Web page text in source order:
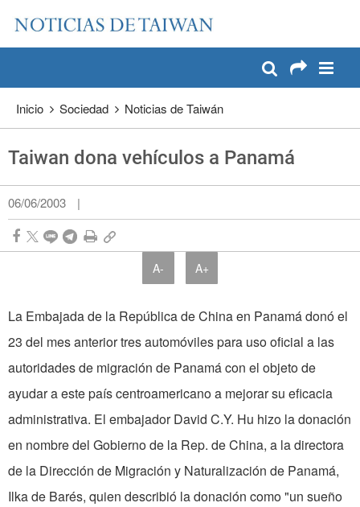
Pase a contenido principal
Inicio Sociedad Noticias de Taiwán
Taiwan dona vehículos a Panamá
06/06/2003 |
A- A+
La Embajada de la República de China en Panamá donó el
23 del mes anterior tres automóviles para uso oficial a las
autoridades de migración de Panamá con el objeto de
ayudar a este país centroamericano a mejorar su eficacia
administrativa. El embajador David C.Y. Hu hizo la donación
en nombre del Gobierno de la Rep. de China, a la directora
de la Dirección de Migración y Naturalización de Panamá,
Ilka de Barés, quien describió la donación como "un sueño